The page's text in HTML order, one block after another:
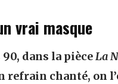
vrai masque
90, dans la pièceLa
refrain chanté, on